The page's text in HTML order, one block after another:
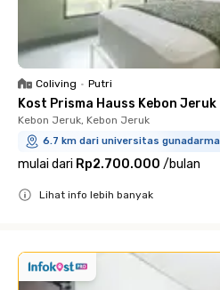
Coliving • Putri
Kost Prisma Hauss Kebon Jeruk
Kebon Jeruk, Kebon Jeruk
6.7 km dari universitas
mulai dari Rp2.700.000 /bulan
Lihat info lebih banyak